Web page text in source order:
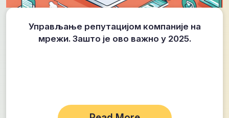
Управљање репутацијом компаније на
мрежи. Зашто је ово важно у 2025.